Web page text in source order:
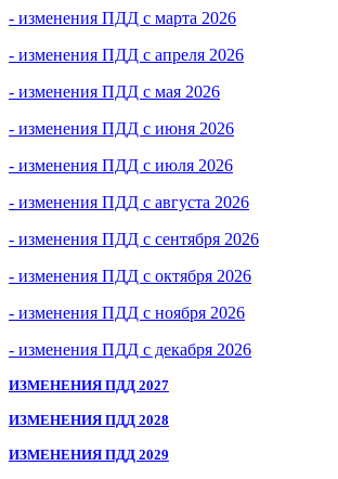
- изменения ПДД с марта 2026
- изменения ПДД с апреля 2026
- изменения ПДД с мая 2026
- изменения ПДД с июня 2026
- изменения ПДД с июля 2026
- изменения ПДД с августа 2026
- изменения ПДД с сентября 2026
- изменения ПДД с октября 2026
- изменения ПДД с ноября 2026
- изменения ПДД с декабря 2026
ИЗМЕНЕНИЯ ПДД 2027
ИЗМЕНЕНИЯ ПДД 2028
ИЗМЕНЕНИЯ ПДД 2029